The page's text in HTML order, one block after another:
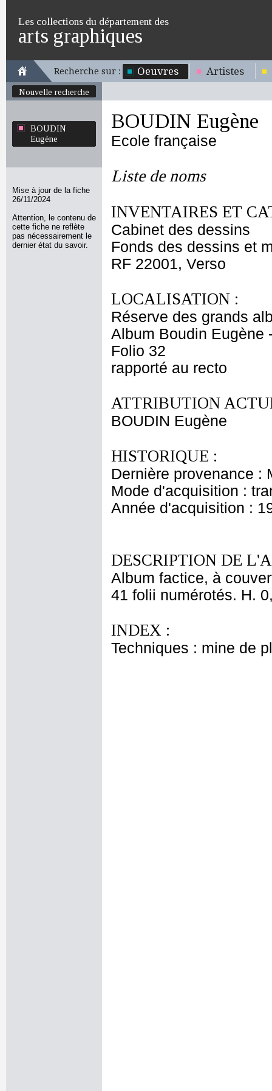
Les collections du département des
arts graphiques
Recherche sur : Oeuvres Artistes
Nouvelle recherche
BOUDIN
Eugène
Mise à jour de la fiche
26/11/2024
Attention, le contenu de
cette fiche ne reflète
pas nécessairement le
dernier état du savoir.
BOUDIN Eugène
Ecole française
Liste de noms
INVENTAIRES ET
Cabinet des dessins
Fonds des dessins et
RF 22001, Verso
LOCALISATION :
Réserve des grands
Album Boudin Eugène
Folio 32
rapporté au recto
ATTRIBUTION
BOUDIN Eugène
HISTORIQUE :
Dernière provenance :
Mode d'acquisition :
Année d'acquisition :
DESCRIPTION DE
Album factice, à
41 folii numérotés. H.
INDEX :
Techniques : mine de